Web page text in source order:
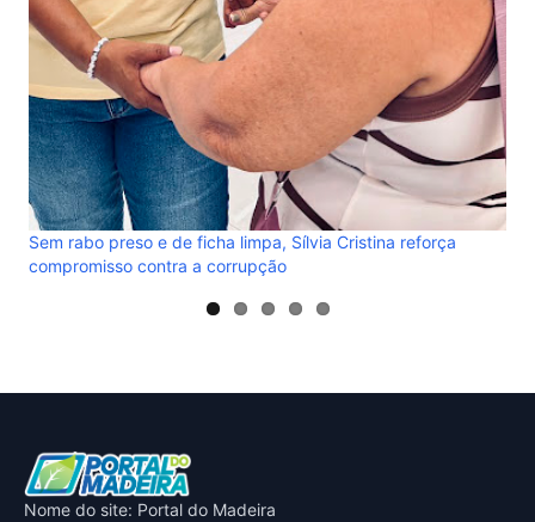
Sílvia Cristina reforça
Nome do site: Portal do Madeira